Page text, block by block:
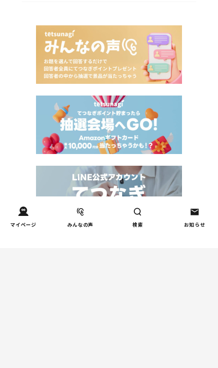
マイページ みんなの声 検索 お知らせ